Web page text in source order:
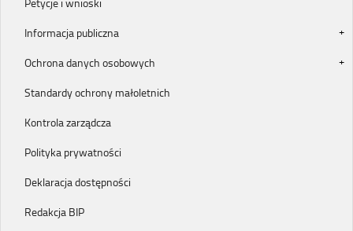
Informacja publiczna
Ochrona danych osobowych
Standardy ochrony małoletnich
Kontrola zarządcza
Polityka prywatności
Deklaracja dostępności
Redakcja BIP